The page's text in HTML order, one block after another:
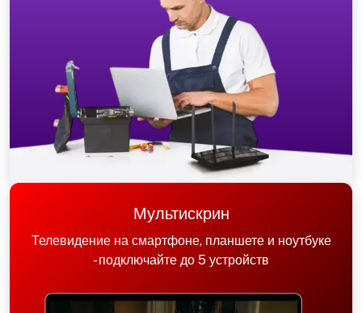
Мультискрин
Телевидение на смартфоне, планшете и ноутбуке
- подключайте до 5 устройств